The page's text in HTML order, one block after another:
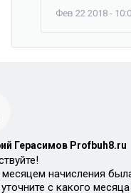
Фев 22 2018 -
Герасимов Profbuh8.ru
начисления
с какого